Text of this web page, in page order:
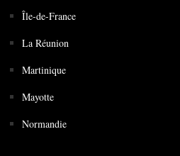
Île-de-France
La Réunion
Martinique
Mayotte
Normandie